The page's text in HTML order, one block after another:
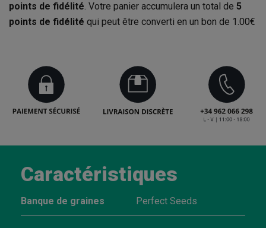
points de fidélité. Votre panier accumulera un total de 5
points de fidélité qui peut être converti en un bon de 1.00€
Caractéristiques
Banque de graines Perfect Seeds